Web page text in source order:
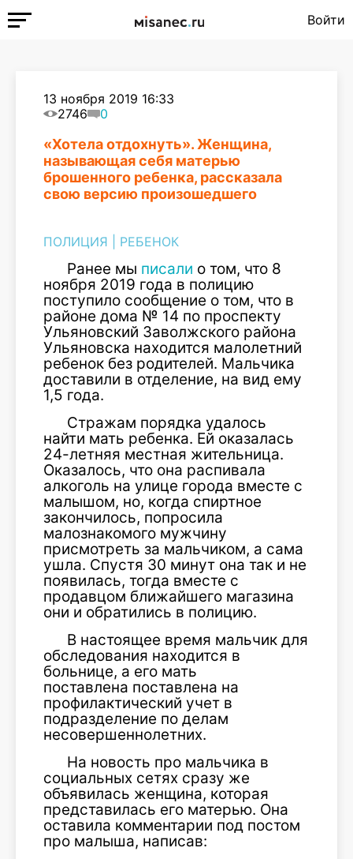
Войти
13 ноября 2019 16:33
2746
0
«Хотела отдохнуть». Женщина,
называющая себя матерью
брошенного ребенка, рассказала
свою версию произошедшего
ПОЛИЦИЯ РЕБЕНОК
Ранее мы писали о том, что 8
ноября 2019 года в полицию
поступило сообщение о том, что в
районе дома № 14 по проспекту
Ульяновский Заволжского района
Ульяновска находится малолетний
ребенок без родителей. Мальчика
доставили в отделение, на вид ему
1,5 года.
Стражам порядка удалось
найти мать ребенка. Ей оказалась
24-летняя местная жительница.
Оказалось, что она распивала
алкоголь на улице города вместе с
малышом, но, когда спиртное
закончилось, попросила
малознакомого мужчину
присмотреть за мальчиком, а сама
ушла. Спустя 30 минут она так и не
появилась, тогда вместе с
продавцом ближайшего магазина
они и обратились в полицию.
В настоящее время мальчик для
обследования находится в
больнице, а его мать
поставлена поставлена на
профилактический учет в
подразделение по делам
несовершеннолетних.
На новость про мальчика в
социальных сетях сразу же
объявилась женщина, которая
представилась его матерью. Она
оставила комментарии под постом
про малыша, написав: